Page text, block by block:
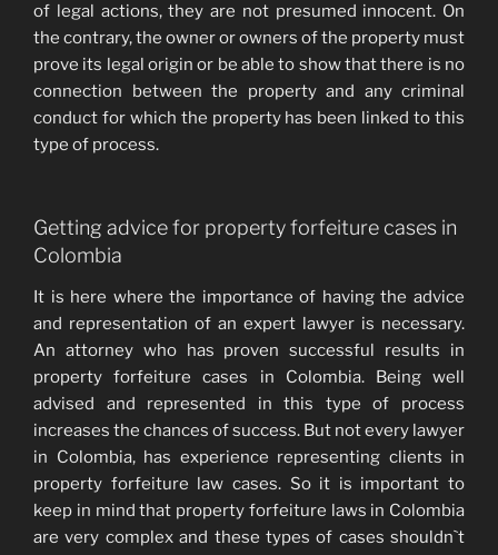
of legal actions, they are not presumed innocent. On
the contrary, the owner or owners of the property must
prove its legal origin or be able to show that there is no
connection between the property and any criminal
conduct for which the property has been linked to this
type of process.
Getting advice for property forfeiture cases in
Colombia
It is here where the importance of having the advice
and representation of an expert lawyer is necessary.
An attorney who has proven successful results in
property forfeiture cases in Colombia. Being well
advised and represented in this type of process
increases the chances of success. But not every lawyer
in Colombia, has experience representing clients in
property forfeiture law cases. So it is important to
keep in mind that property forfeiture laws in Colombia
are very complex and these types of cases shouldn`t